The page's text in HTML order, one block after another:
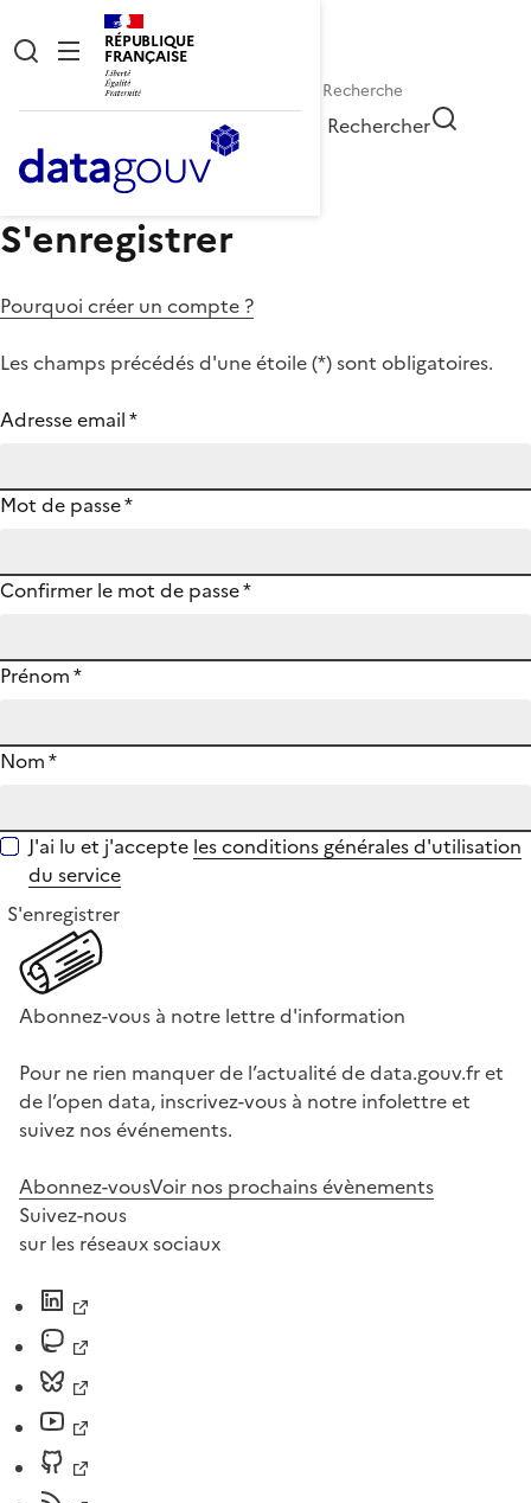
RÉPUBLIQUE
FRANÇAISE
Rechercher
S'enregistrer
Pourquoi créer un compte ?
Les champs précédés d'une étoile (*) sont obligatoires.
Adresse email*
Mot de passe*
Confirmer le mot de passe*
Prénom*
Nom*
J'ai lu et j'accepte les conditions générales d'utilisation
du service
S'enregistrer
Abonnez-vous à notre lettre d'information
Pour ne rien manquer de l’actualité de data.gouv.fr et
de l’open data, inscrivez-vous à notre infolettre et
suivez nos événements.
Abonnez-vousVoir nos prochains évènements
Suivez-nous
sur les réseaux sociaux